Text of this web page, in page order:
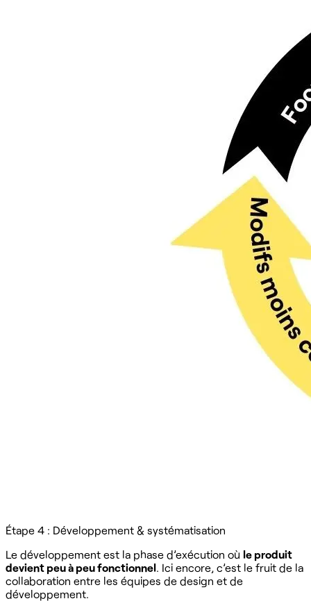
Étape 4 : Développement & systématisation
Le développement est la phase d’exécution où le produit
devient peu à peu fonctionnel. Ici encore, c’est le fruit de la
collaboration entre les équipes de design et de
développement.